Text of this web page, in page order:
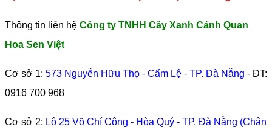
Thông tin liên hệ Công ty TNHH Cây Xanh Cảnh Quan
Hoa Sen Việt
Cơ sở 1: 573 Nguyễn Hữu Thọ - Cẩm Lệ - TP. Đà Nẵng - ĐT:
0916 700 968
Cơ sở 2: Lô 25 Võ Chí Công - Hòa Quý - TP. Đà Nẵng (Chân